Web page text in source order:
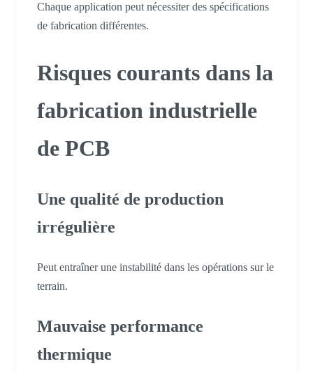
Chaque application peut nécessiter des spécifications
de fabrication différentes.
Risques courants dans la
fabrication industrielle
de PCB
Une qualité de production
irrégulière
Peut entraîner une instabilité dans les opérations sur le
terrain.
Mauvaise performance
thermique